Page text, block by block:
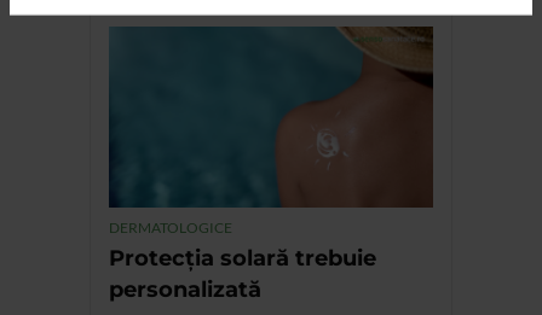
DERMATOLOGICE
Protecția solară trebuie
personalizată